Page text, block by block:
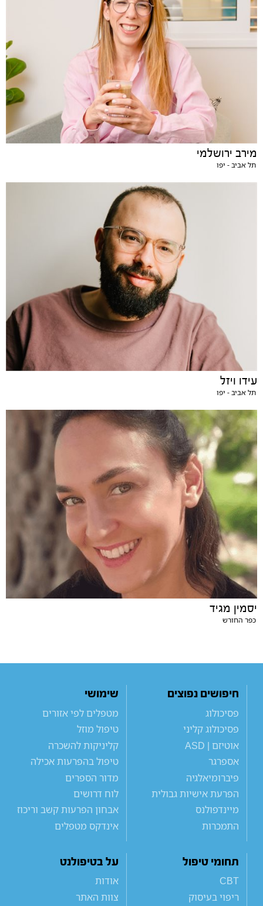
מירב ירושלמי
תל אביב - יפו
עידו ויזל
תל אביב - יפו
יסמין מגיד
כפר החורש
חיפושים נפוצים
פסיכולוג
פסיכולוג קליני
אוטיזם | ASD
אספרגר
פיברומיאלגיה
הפרעת אישיות גבולית
מיינדפולנס
התמכרות
שימושי
מטפלים לפי אזורים
טיפול מוזל
קליניקות להשכרה
טיפול בהפרעות אכילה
מדור הספרים
לוח דרושים
אבחון הפרעות קשב וריכוז
אינדקס מטפלים
תחומי טיפול
CBT
ריפוי בעיסוק
על בטיפולנט
אודות
צוות האתר